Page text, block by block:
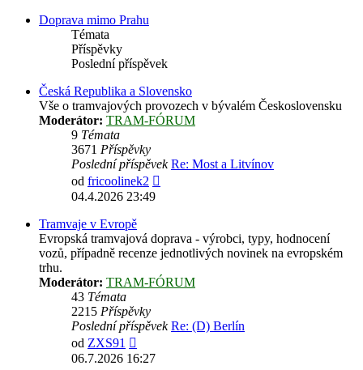
Doprava mimo Prahu
Témata
Příspěvky
Poslední příspěvek
Česká Republika a Slovensko
Vše o tramvajových provozech v bývalém Československu
Moderátor: TRAM-FÓRUM
9 Témata
3671 Příspěvky
Poslední příspěvek Re: Most a Litvínov
od fricoolinek2
04.4.2026 23:49
Tramvaje v Evropě
Evropská tramvajová doprava - výrobci, typy, hodnocení
vozů, případně recenze jednotlivých novinek na evropském
trhu.
Moderátor: TRAM-FÓRUM
43 Témata
2215 Příspěvky
Poslední příspěvek Re: (D) Berlín
od ZXS91
poslední
06.7.2026 16:27